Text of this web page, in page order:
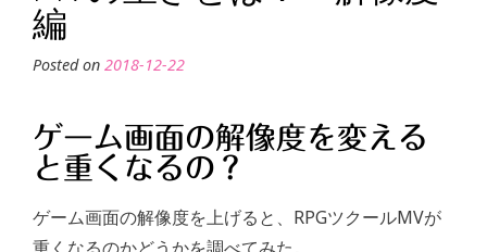
処
編”
編
Posted on 2018-12-22
ゲーム画面の解像度を変える
と重くなるの？
ゲーム画面の解像度を上げると、RPGツクールMVが